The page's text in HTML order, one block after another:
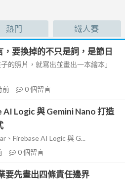
熱門 鐵人賽
要換掉的不只是詞，是節日
的照片，就寫出並畫出一本繪本」
前 0個留言
Logic 與 Gemini Nano 打造
、Firebase AI Logic 與 G...
0個留言
要先畫出四條責任邊界